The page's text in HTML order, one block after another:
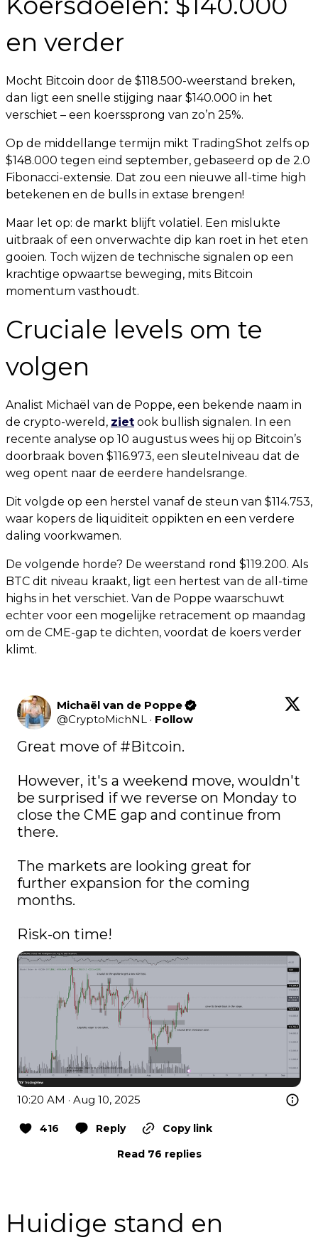
en verder
Mocht Bitcoin door de $118.500-weerstand breken,
dan ligt een snelle stijging naar $140.000 in het
verschiet – een koerssprong van zo’n 25%.
Op de middellange termijn mikt TradingShot zelfs op
$148.000 tegen eind september, gebaseerd op de 2.0
Fibonacci-extensie. Dat zou een nieuwe all-time high
betekenen en de bulls in extase brengen!
Maar let op: de markt blijft volatiel. Een mislukte
uitbraak of een onverwachte dip kan roet in het eten
gooien. Toch wijzen de technische signalen op een
krachtige opwaartse beweging, mits Bitcoin
momentum vasthoudt.
Cruciale levels om te
volgen
Analist Michaël van de Poppe, een bekende naam in
de crypto-wereld, ziet ook bullish signalen. In een
recente analyse op 10 augustus wees hij op Bitcoin’s
doorbraak boven $116.973, een sleutelniveau dat de
weg opent naar de eerdere handelsrange.
Dit volgde op een herstel vanaf de steun van $114.753,
waar kopers de liquiditeit oppikten en een verdere
daling voorkwamen.
De volgende horde? De weerstand rond $119.200. Als
BTC dit niveau kraakt, ligt een hertest van de all-time
highs in het verschiet. Van de Poppe waarschuwt
echter voor een mogelijke retracement op maandag
om de CME-gap te dichten, voordat de koers verder
klimt.
Michaël van de Poppe
@CryptoMichNL · Follow
Great move of #Bitcoin.
However, it's a weekend move, wouldn't
be surprised if we reverse on Monday to
close the CME gap and continue from
there.
The markets are looking great for
further expansion for the coming
months.
Risk-on time!
10:20 AM · Aug 10, 2025
416 Reply
Copy link
Read 76 replies
Huidige stand en